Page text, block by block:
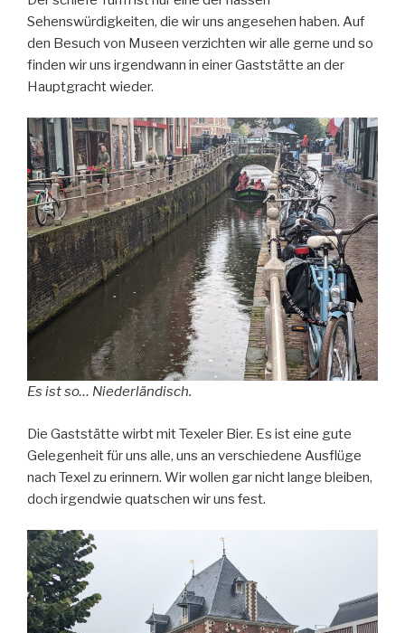
Sehenswürdigkeiten, die wir uns angesehen haben. Auf
den Besuch von Museen verzichten wir alle gerne und so
finden wir uns irgendwann in einer Gaststätte an der
Hauptgracht wieder.
Es ist so… Niederländisch.
Die Gaststätte wirbt mit Texeler Bier. Es ist eine gute
Gelegenheit für uns alle, uns an verschiedene Ausflüge
nach Texel zu erinnern. Wir wollen gar nicht lange bleiben,
doch irgendwie quatschen wir uns fest.